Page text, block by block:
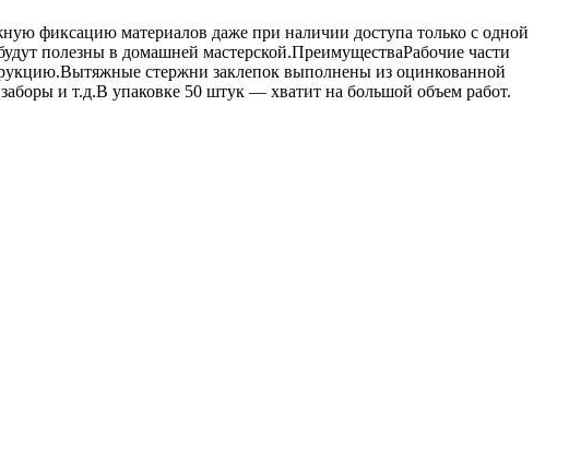
фиксацию материалов даже при наличии доступа только с одной
полезны в домашней мастерской.ПреимуществаРабочие части
стержни заклепок выполнены из оцинкованной
и т.д.В упаковке 50 штук — хватит на большой объем работ.